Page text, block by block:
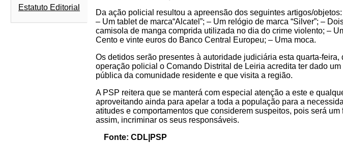
Estatuto Editorial
Da ação policial resultou a apreensão dos seguintes artigos/
– Um tablet de marca“Alcatel”; – Um relógio de marca “Silver”; –
camisola de manga comprida utilizada no dia do crime violento; –
Cento e vinte euros do Banco Central Europeu; – Uma moca.
Os detidos serão presentes à autoridade judiciária esta quarta-
operação policial o Comando Distrital de Leiria acredita ter dado
pública da comunidade residente e que visita a região.
A PSP reitera que se manterá com especial atenção a este e
aproveitando ainda para apelar a toda a população para a
atitudes e comportamentos que considerem suspeitos, pois será
assim, incriminar os seus responsáveis.
Fonte: CDL|PSP